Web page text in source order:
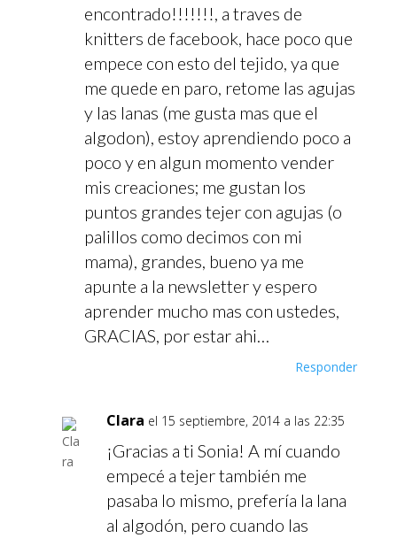
encontrado!!!!!!!, a traves de
knitters de facebook, hace poco que
empece con esto del tejido, ya que
me quede en paro, retome las agujas
y las lanas (me gusta mas que el
algodon), estoy aprendiendo poco a
poco y en algun momento vender
mis creaciones; me gustan los
puntos grandes tejer con agujas (o
palillos como decimos con mi
mama), grandes, bueno ya me
apunte a la newsletter y espero
aprender mucho mas con ustedes,
GRACIAS, por estar ahi…
Responder
Clara el 15 septiembre, 2014 a las 22:35
¡Gracias a ti Sonia! A mí cuando
empecé a tejer también me
pasaba lo mismo, prefería la lana
al algodón, pero cuando las